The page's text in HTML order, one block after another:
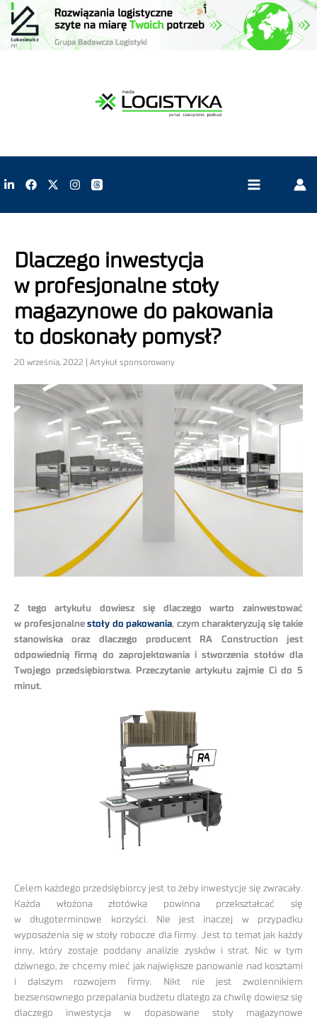
Dlaczego inwestycja
w profesjonalne stoły
magazynowe do pakowania
to doskonały pomysł?
20 września, 2022 | Artykuł sponsorowany
Z tego artykułu dowiesz się dlaczego warto zainwestować
w profesjonalnestoły do pakowania, czym charakteryzują się takie
stanowiska oraz dlaczego producent RA Construction jest
odpowiednią firmą do zaprojektowania i stworzenia stołów dla
Twojego przedsiębiorstwa. Przeczytanie artykułu zajmie Ci do 5
minut.
Celem każdego przedsiębiorcy jest to żeby inwestycje się zwracały.
Każda włożona złotówka powinna przekształcać się
w długoterminowe korzyści. Nie jest inaczej w przypadku
wyposażenia się w stoły robocze dla firmy. Jest to temat jak każdy
inny, który zostaje poddany analizie zysków i strat. Nic w tym
dziwnego, że chcemy mieć jak największe panowanie nad kosztami
i dalszym rozwojem firmy. Nikt nie jest zwolennikiem
bezsensownego przepalania budżetu dlatego za chwilę dowiesz się
dlaczego inwestycja w dopasowane stoły magazynowe